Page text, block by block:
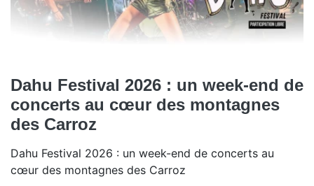
Dahu Festival 2026 : un week-end de
concerts au cœur des montagnes
des Carroz
Dahu Festival 2026 : un week-end de concerts au
cœur des montagnes des Carroz